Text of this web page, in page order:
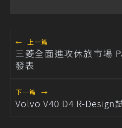
← 上一篇
三菱全面進攻休旅市場
發表
下一篇 →
Volvo V40 D4 R-Design